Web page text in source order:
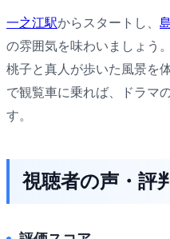
一之江駅からスタートし、
の雰囲気を味わいましょう
桃子と真人が歩いた風景を
で観覧車に乗れば、ドラマ
す。
視聴者の声・評